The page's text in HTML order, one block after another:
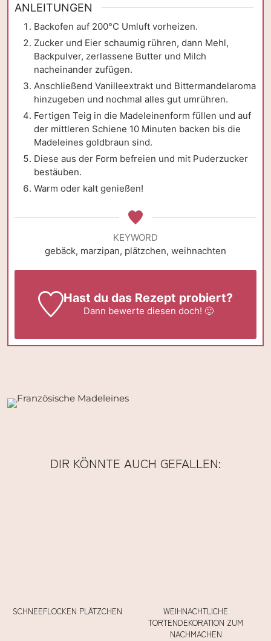
ANLEITUNGEN
Backofen auf 200°C Umluft vorheizen.
Zucker und Eier schaumig rühren, dann Mehl,
Backpulver, zerlassene Butter und Milch
nacheinander zufügen.
Anschließend Vanilleextrakt und Bittermandelaroma
hinzugeben und nochmal alles gut umrühren.
Fertigen Teig in die Madeleinenform füllen und auf
der mittleren Schiene 10 Minuten backen bis die
Madeleines goldbraun sind.
Diese aus der Form befreien und mit Puderzucker
bestäuben.
Warm oder kalt genießen!
KEYWORD
gebäck, marzipan, plätzchen, weihnachten
Hast du das Rezept probiert?
Dann bewerte diesen doch! 🙂
DIR KÖNNTE AUCH GEFALLEN:
SCHNEEFLOCKEN PLÄTZCHEN
WEIHNACHTLICHE
TORTENDEKORATION ZUM
NACHMACHEN